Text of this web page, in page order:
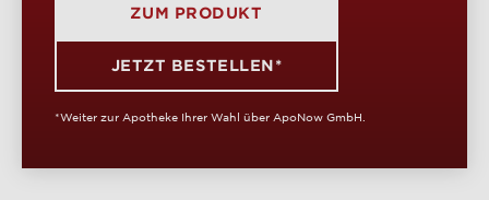
ZUM PRODUKT
JETZT BESTELLEN*
*Weiter zur Apotheke Ihrer Wahl über ApoNow GmbH.